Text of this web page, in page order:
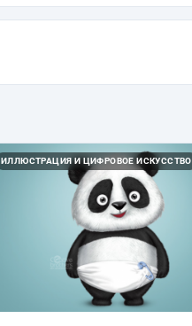
ИЛЛЮСТРАЦИЯ И ЦИФРОВОЕ ИСКУССТВО